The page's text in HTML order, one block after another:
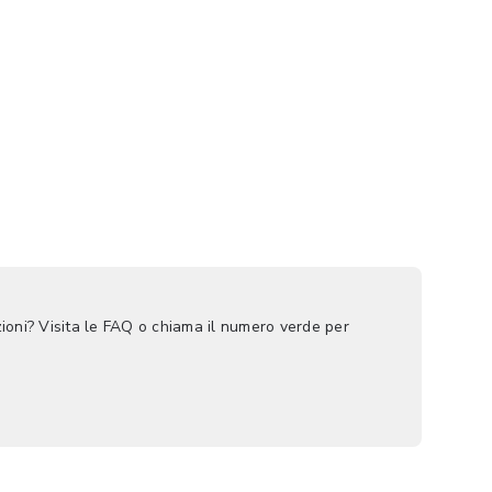
Visita le FAQ o chiama il numero verde per